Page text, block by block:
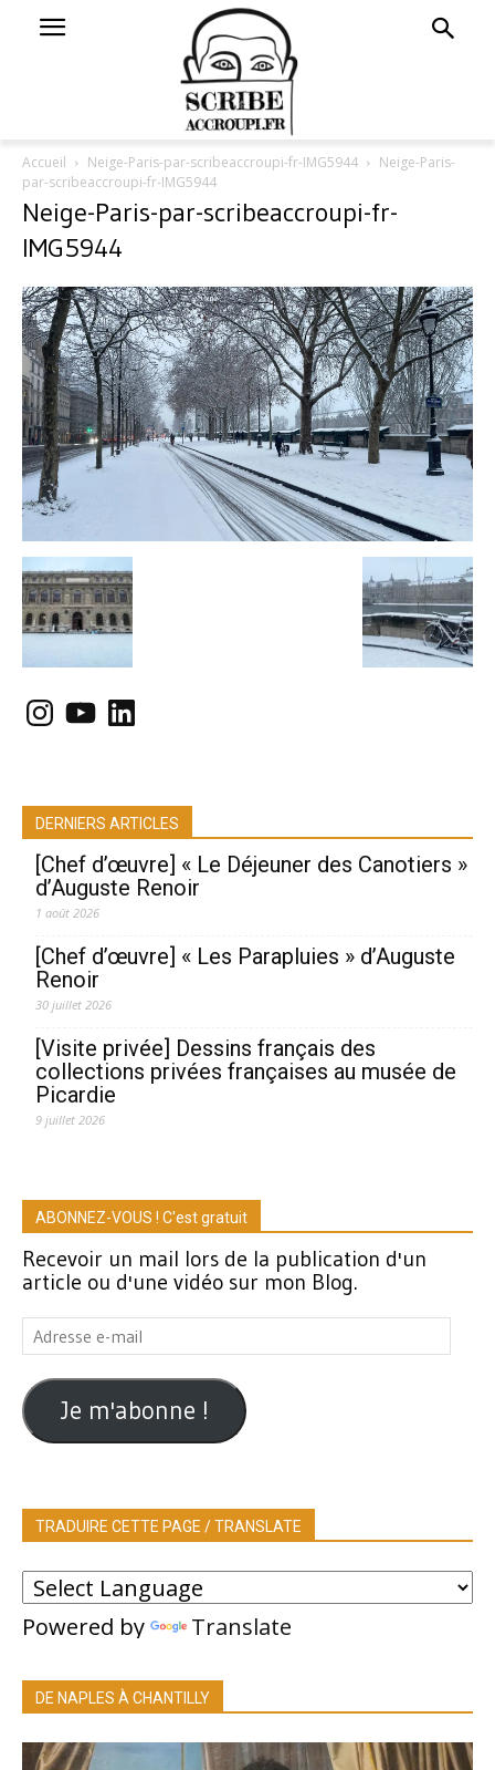
Accueil Neige-Paris-par-scribeaccroupi-fr-IMG5944
Neige-Paris-
par-scribeaccroupi-fr-IMG5944
Neige-Paris-par-scribeaccroupi-fr-
IMG5944
Instagram
YouTubeLinkedIn
DERNIERS ARTICLES
[Chef d’œuvre] « Le Déjeuner des Canotiers »
d’Auguste Renoir
1 août 2026
[Chef d’œuvre] « Les Parapluies » d’Auguste
Renoir
30 juillet 2026
[Visite privée] Dessins français des
collections privées françaises au musée de
Picardie
9 juillet 2026
ABONNEZ-VOUS ! C'est gratuit
Recevoir un mail lors de la publication d'un
article ou d'une vidéo sur mon Blog.
Adresse
e-
mail
Je m'abonne !
TRADUIRE CETTE PAGE / TRANSLATE
Powered by Translate
DE NAPLES À CHANTILLY